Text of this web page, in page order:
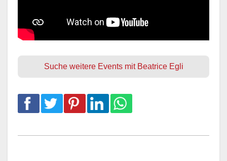
Suche weitere Events mit Beatrice Egli